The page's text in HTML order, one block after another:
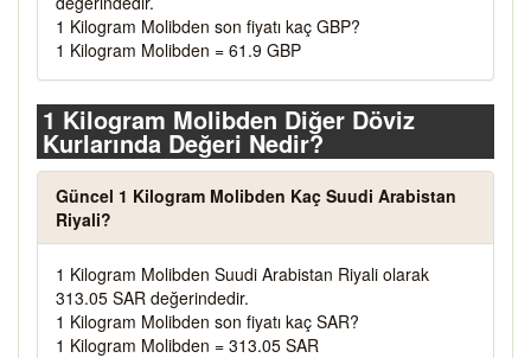
1 Kilogram Molibden son fiyatı kaç GBP?
1 Kilogram Molibden = 61.9 GBP
1 Kilogram Molibden Diğer Döviz
Kurlarında Değeri Nedir?
Güncel 1 Kilogram Molibden Kaç Suudi Arabistan
Riyali?
1 Kilogram Molibden Suudi Arabistan Riyali olarak
313.05 SAR değerindedir.
1 Kilogram Molibden son fiyatı kaç SAR?
1 Kilogram Molibden = 313.05 SAR